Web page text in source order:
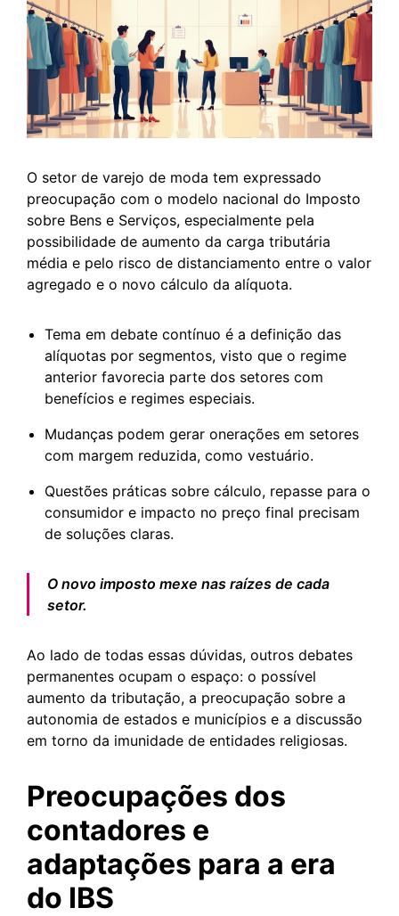
O setor de varejo de moda tem expressado
preocupação com o modelo nacional do Imposto
sobre Bens e Serviços, especialmente pela
possibilidade de aumento da carga tributária
média e pelo risco de distanciamento entre o valor
agregado e o novo cálculo da alíquota.
Tema em debate contínuo é a definição das
alíquotas por segmentos, visto que o regime
anterior favorecia parte dos setores com
benefícios e regimes especiais.
Mudanças podem gerar onerações em setores
com margem reduzida, como vestuário.
Questões práticas sobre cálculo, repasse para o
consumidor e impacto no preço final precisam
de soluções claras.
O novo imposto mexe nas raízes de cada
setor.
Ao lado de todas essas dúvidas, outros debates
permanentes ocupam o espaço: o possível
aumento da tributação, a preocupação sobre a
autonomia de estados e municípios e a discussão
em torno da imunidade de entidades religiosas.
Preocupações dos
contadores e
adaptações para a era
do IBS